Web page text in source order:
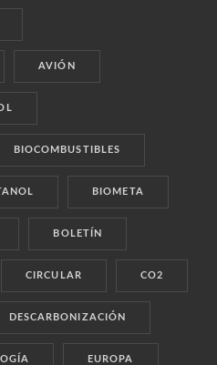
AVIÓN
BIOCOMBUSTIBLES
BIOMETA
BOLETÍN
CIRCULAR CO2
DESCARBONIZACIÓN
EUROPA